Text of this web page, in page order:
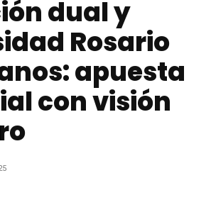
dual y
Rosario
apuesta
con visión